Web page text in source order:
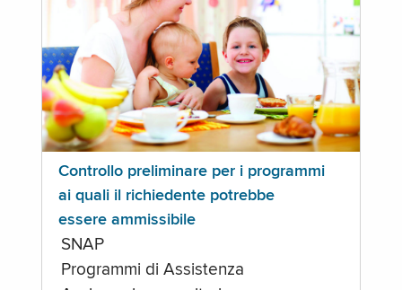
Controllo preliminare per i programmi
ai quali il richiedente potrebbe
essere ammissibile
SNAP
Programmi di Assistenza